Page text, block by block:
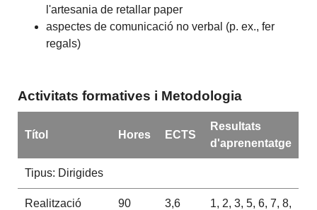
l'artesania de retallar paper
aspectes de comunicació no verbal (p. ex., fer
regals)
Activitats formatives i Metodologia
Títol Hores ECTS
Resultats
d'aprenentatge
Tipus: Dirigides
Realització
90 3,6
1, 2, 3, 5, 6, 7, 8,